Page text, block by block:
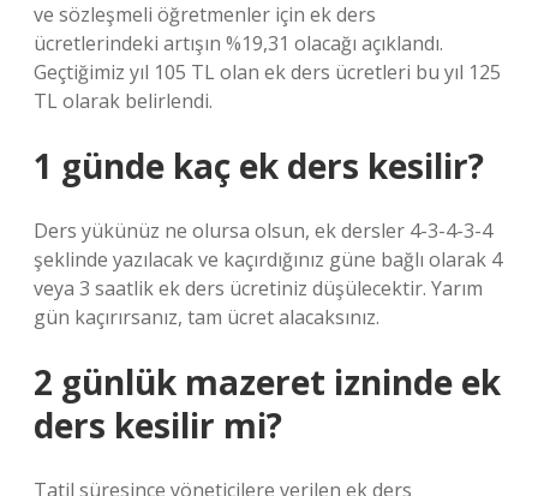
ve sözleşmeli öğretmenler için ek ders
ücretlerindeki artışın %19,31 olacağı açıklandı.
Geçtiğimiz yıl 105 TL olan ek ders ücretleri bu yıl 125
TL olarak belirlendi.
1 günde kaç ek ders kesilir?
Ders yükünüz ne olursa olsun, ek dersler 4-3-4-3-4
şeklinde yazılacak ve kaçırdığınız güne bağlı olarak 4
veya 3 saatlik ek ders ücretiniz düşülecektir. Yarım
gün kaçırırsanız, tam ücret alacaksınız.
2 günlük mazeret izninde ek
ders kesilir mi?
Tatil süresince yöneticilere verilen ek ders